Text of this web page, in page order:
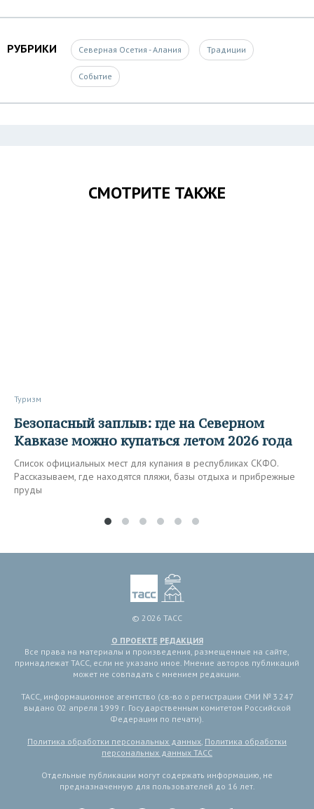
РУБРИКИ Северная Осетия - Алания Традиции
Событие
СМОТРИТЕ ТАКЖЕ
Туризм
Безопасный заплыв: где на Северном
Кавказе можно купаться летом 2026 года
Список официальных мест для купания в республиках СКФО.
Рассказываем, где находятся пляжи, базы отдыха и прибрежные
пруды
© 2026 ТАСС
О ПРОЕКТЕ РЕДАКЦИЯ
Все права на материалы и произведения, размещенные на сайте,
принадлежат ТАСС, если не указано иное. Мнение авторов публикаций
может не совпадать с мнением редакции.
ТАСС, информационное агентство (св-во о регистрации СМИ № 3 247
выдано 02 апреля 1999 г. Государственным комитетом Российской
Федерации по печати).
Политика обработки персональных данных Политика обработки
персональных данных ТАСС
Отдельные публикации могут содержать информацию, не
предназначенную для пользователей до 16 лет.